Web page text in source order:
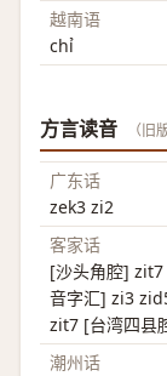
越南语
chỉ
方言读音 （旧
广东话
zek3 zi2
客家话
[沙头角腔]
音字汇] zi3
zit7 [台湾四县
潮州话